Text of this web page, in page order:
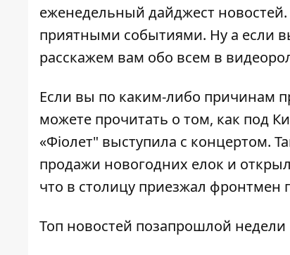
еженедельный дайджест
приятными событиями. Ну а если
расскажем вам обо всем в
Если вы по каким-либо причинам
можете прочитать о том, как под
«Фіолет" выступила с концертом.
продажи новогодних елок и
что в столицу приезжал фронтмен
Топ новостей позапрошлой